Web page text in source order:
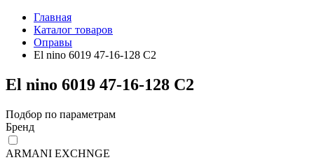
Главная
Каталог товаров
Оправы
El nino 6019 47-16-128 С2
El nino 6019 47-16-128 С2
Подбор по параметрам
Бренд
ARMANI EXCHNGE